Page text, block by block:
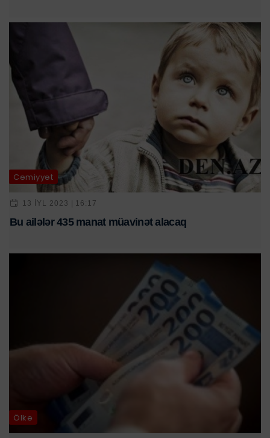
Cəmiyyət
13 IYL 2023 | 16:17
Bu ailələr 435 manat müavinət alacaq
Ölkə